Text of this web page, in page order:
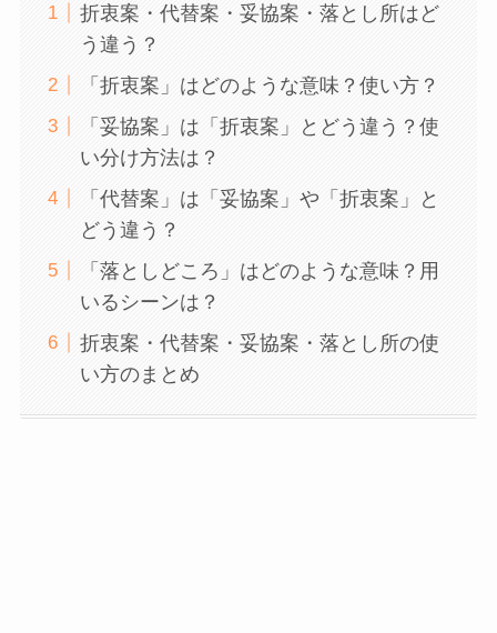
折衷案・代替案・妥協案・落とし所はど
う違う？
「折衷案」はどのような意味？使い方？
「妥協案」は「折衷案」とどう違う？使
い分け方法は？
「代替案」は「妥協案」や「折衷案」と
どう違う？
「落としどころ」はどのような意味？用
いるシーンは？
折衷案・代替案・妥協案・落とし所の使
い方のまとめ